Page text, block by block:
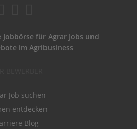
für Agrar Jobs und
im Agribusiness
Job suchen
entdecken
Blog